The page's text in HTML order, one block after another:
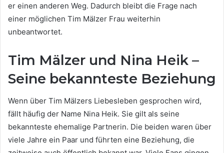
er einen anderen Weg. Dadurch bleibt die Frage nach
einer möglichen Tim Mälzer Frau weiterhin
unbeantwortet.
Tim Mälzer und Nina Heik –
Seine bekannteste Beziehung
Wenn über Tim Mälzers Liebesleben gesprochen wird,
fällt häufig der Name Nina Heik. Sie gilt als seine
bekannteste ehemalige Partnerin. Die beiden waren über
viele Jahre ein Paar und führten eine Beziehung, die